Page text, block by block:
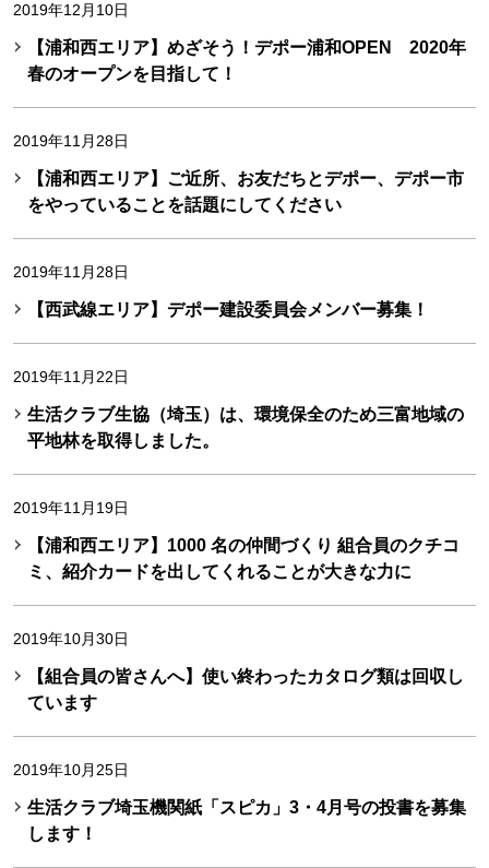
2019年12月10日
【浦和西エリア】めざそう！デポー浦和OPEN 2020年
春のオープンを目指して！
2019年11月28日
【浦和西エリア】ご近所、お友だちとデポー、デポー市
をやっていることを話題にしてください
2019年11月28日
【西武線エリア】デポー建設委員会メンバー募集！
2019年11月22日
生活クラブ生協（埼玉）は、環境保全のため三富地域の
平地林を取得しました。
2019年11月19日
【浦和西エリア】1000 名の仲間づくり 組合員のクチコ
ミ、紹介カードを出してくれることが大きな力に
2019年10月30日
【組合員の皆さんへ】使い終わったカタログ類は回収し
ています
2019年10月25日
生活クラブ埼玉機関紙「スピカ」3・4月号の投書を募集
します！